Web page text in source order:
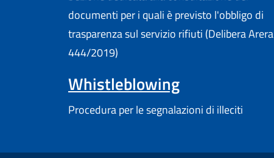
documenti per i quali è previsto l'obbligo di
trasparenza sul servizio rifiuti (Delibera Arera
444/2019)
Whistleblowing
Procedura per le segnalazioni di illeciti